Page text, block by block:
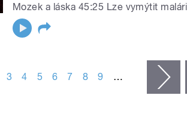
Mozek a láska 45:25 Lze vymýtit
3 4 5 6 7 8 9 …